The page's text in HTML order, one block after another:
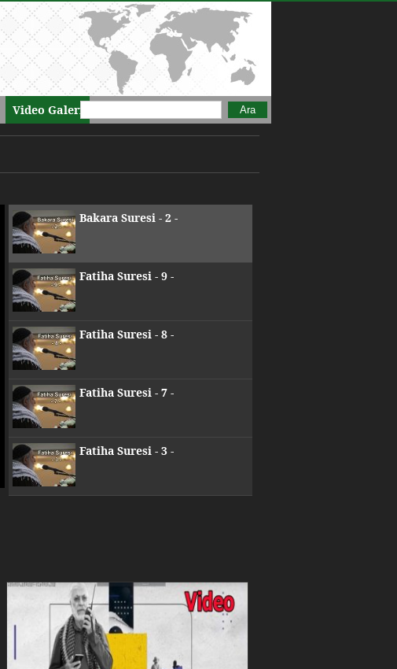
Video GaleriArama formu
Ara
Bakara Suresi - 2 -
Fatiha Suresi - 9 -
Fatiha Suresi - 8 -
Fatiha Suresi - 7 -
Fatiha Suresi - 3 -